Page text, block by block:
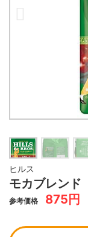
ヒルス
モカブレンド
参考価格 875円